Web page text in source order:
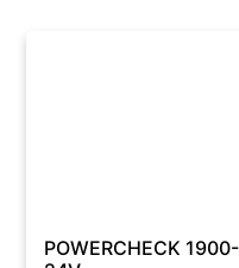
POWERCHECK